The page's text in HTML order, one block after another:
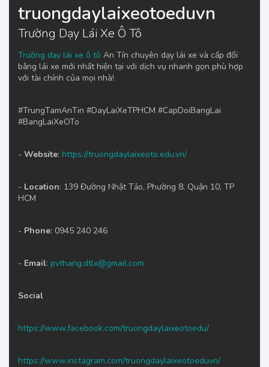
truongdaylaixeotoeduvn
Trường Dạy Lái Xe Ô Tô
Trường dạy lái xe ô tô An Tín chuyên dạy lái xe và cấp đổi
bằng lái xe mới nhất hiện tại với dịch vụ nhanh gọn phù hợp
với tài chính của mọi nhà!
#TrungTamAnTin #DayLaiXeTPHCM #CapDoiBangLai
#BangLaiXeOTo
- Website: https://truongdaylaixeoto.edu.vn/
- Location: 139 Đường Nhật Tảo, Phường 8, Quận 10, TP
HCM
- Phone: 0945 240 246
- Email: pvthang.dtlx@gmail.com
Social
https://www.facebook.com/truongdaylaixeotoedu/
https://www.instagram.com/truongdaylaixeotoeduvn/